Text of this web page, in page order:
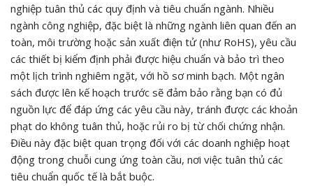
nghiệp tuân thủ các quy định và tiêu chuẩn ngành. Nhiều
ngành công nghiệp, đặc biệt là những ngành liên quan đến an
toàn, môi trường hoặc sản xuất điện tử (như RoHS), yêu cầu
các thiết bị kiểm định phải được hiệu chuẩn và bảo trì theo
một lịch trình nghiêm ngặt, với hồ sơ minh bạch. Một ngân
sách được lên kế hoạch trước sẽ đảm bảo rằng bạn có đủ
nguồn lực để đáp ứng các yêu cầu này, tránh được các khoản
phạt do không tuân thủ, hoặc rủi ro bị từ chối chứng nhận.
Điều này đặc biệt quan trọng đối với các doanh nghiệp hoạt
động trong chuỗi cung ứng toàn cầu, nơi việc tuân thủ các
tiêu chuẩn quốc tế là bắt buộc.